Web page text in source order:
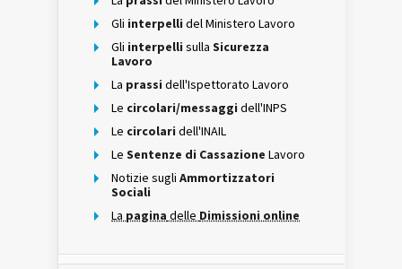
Gli interpelli del Ministero Lavoro
Gli interpelli sulla Sicurezza
Lavoro
La prassi dell'Ispettorato Lavoro
Le circolari/messaggi dell'INPS
Le circolari dell'INAIL
Le Sentenze di Cassazione Lavoro
Notizie sugli Ammortizzatori
Sociali
La pagina delle Dimissioni online